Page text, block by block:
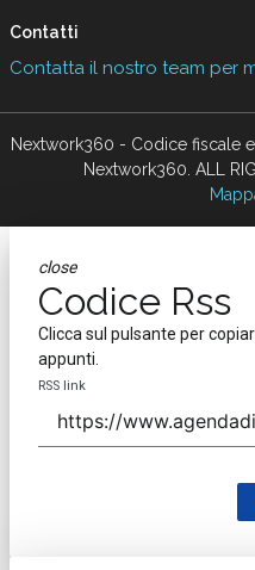
Contatti
Contatta il nostro team per
Nextwork360 - Codice fiscale
Nextwork360. ALL
close
Codice Rss
Clicca sul pulsante per
appunti.
RSS link